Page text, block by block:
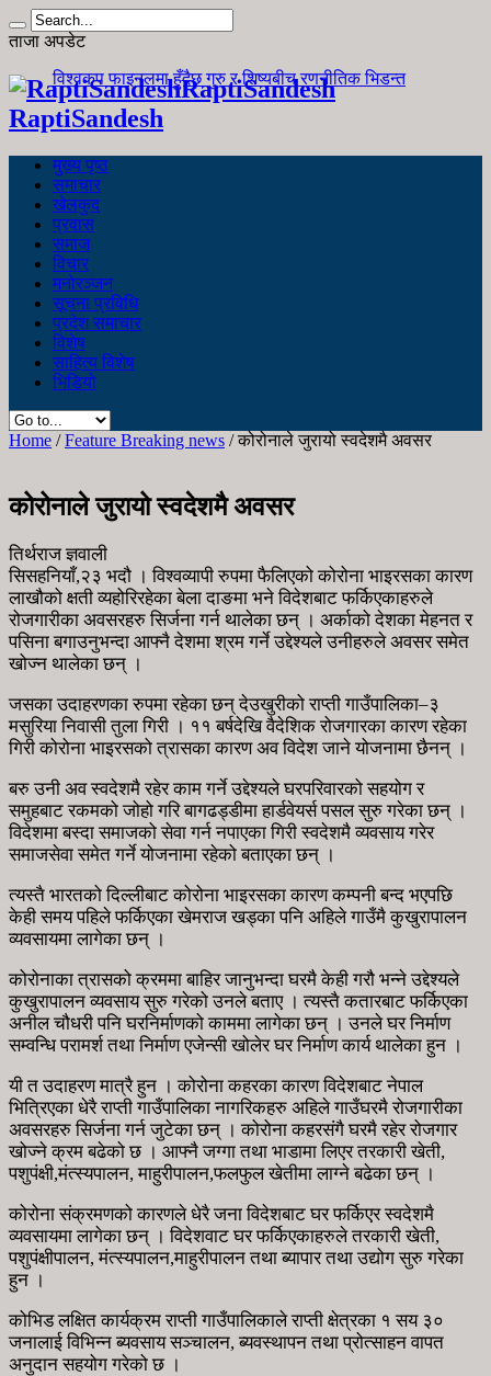
ताजा अपडेट
विश्वकप फाइनलमा हुँदैछ गुरु र शिष्यबीच रणनीतिक भिडन्त
RaptiSandesh
RaptiSandesh
मुख्य पृष्ठ
समाचार
खेलकुद
प्रवास
समाज
विचार
मनोरञ्जन
सूचना प्रविधि
प्रदेश समाचार
विशेष
साहित्य विशेष
भिडियो
Home /Feature Breaking news /कोरोनाले जुरायो स्वदेशमै अवसर
कोरोनाले जुरायो स्वदेशमै अवसर
तिर्थराज ज्ञवाली
सिसहनियाँ,२३ भदौ । विश्वव्यापी रुपमा फैलिएको कोरोना भाइरसका कारण
लाखौको क्षती व्यहोरिरहेका बेला दाङमा भने विदेशबाट फर्किएकाहरुले
रोजगारीका अवसरहरु सिर्जना गर्न थालेका छन् । अर्काको देशका मेहनत र
पसिना बगाउनुभन्दा आफ्नै देशमा श्रम गर्ने उद्देश्यले उनीहरुले अवसर समेत
खोज्न थालेका छन् ।
जसका उदाहरणका रुपमा रहेका छन् देउखुरीको राप्ती गाउँपालिका–३
मसुरिया निवासी तुला गिरी । ११ बर्षदेखि वैदेशिक रोजगारका कारण रहेका
गिरी कोरोना भाइरसको त्रासका कारण अव विदेश जाने योजनामा छैनन् ।
बरु उनी अव स्वदेशमै रहेर काम गर्ने उद्देश्यले घरपरिवारको सहयोग र
समुहबाट रकमको जोहो गरि बागढड्डीमा हार्डवेयर्स पसल सुरु गरेका छन् ।
विदेशमा बस्दा समाजको सेवा गर्न नपाएका गिरी स्वदेशमै व्यवसाय गरेर
समाजसेवा समेत गर्ने योजनामा रहेको बताएका छन् ।
त्यस्तै भारतको दिल्लीबाट कोरोना भाइरसका कारण कम्पनी बन्द भएपछि
केही समय पहिले फर्किएका खेमराज खड्का पनि अहिले गाउँमै कुखुरापालन
व्यवसायमा लागेका छन् ।
कोरोनाका त्रासको क्रममा बाहिर जानुभन्दा घरमै केही गरौ भन्ने उद्देश्यले
कुखुरापालन व्यवसाय सुरु गरेको उनले बताए । त्यस्तै कतारबाट फर्किएका
अनील चौधरी पनि घरनिर्माणको काममा लागेका छन् । उनले घर निर्माण
सम्वन्धि परामर्श तथा निर्माण एजेन्सी खोलेर घर निर्माण कार्य थालेका हुन ।
यी त उदाहरण मात्रै हुन । कोरोना कहरका कारण विदेशबाट नेपाल
भित्रिएका धेरै राप्ती गाउँपालिका नागरिकहरु अहिले गाउँघरमै रोजगारीका
अवसरहरु सिर्जना गर्न जुटेका छन् । कोरोना कहरसंगै घरमै रहेर रोजगार
खोज्ने क्रम बढेको छ । आफ्नै जग्गा तथा भाडामा लिएर तरकारी खेती,
पशुपंक्षी,मंत्स्यपालन, माहुरीपालन,फलफुल खेतीमा लाग्ने बढेका छन् ।
कोरोना संक्रमणको कारणले धेरै जना विदेशबाट घर फर्किएर स्वदेशमै
व्यवसायमा लागेका छन् । विदेशवाट घर फर्किएकाहरुले तरकारी खेती,
पशुपंक्षीपालन, मंत्स्यपालन,माहुरीपालन तथा ब्यापार तथा उद्योग सुरु गरेका
हुन ।
कोभिड लक्षित कार्यक्रम राप्ती गाउँपालिकाले राप्ती क्षेत्रका १ सय ३०
जनालाई विभिन्न ब्यवसाय सञ्चालन, ब्यवस्थापन तथा प्रोत्साहन वापत
अनुदान सहयोग गरेको छ ।